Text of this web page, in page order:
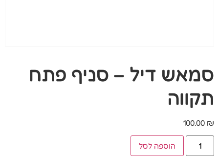
סמאש דיל – סניף פתח
תקווה
100.00 ₪
הוספה לסל